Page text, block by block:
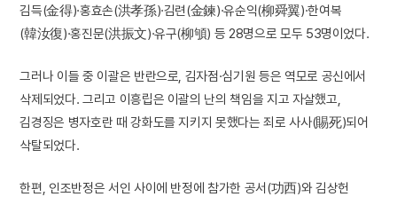
김득(金得)·홍효손(洪孝孫)·김련(金鍊)·유순익(柳舜翼)·한여복
(韓汝復)·홍진문(洪振文)·유구(柳䪷) 등 28명으로 모두 53명이었다.
그러나 이들 중 이괄은 반란으로, 김자점·심기원 등은 역모로 공신에서
삭제되었다. 그리고 이흥립은 이괄의 난의 책임을 지고 자살했고,
김경징은 병자호란 때 강화도를 지키지 못했다는 죄로 사사(賜死)되어
삭탈되었다.
한편, 인조반정은 서인 사이에 반정에 참가한 공서(功西)와 김상헌